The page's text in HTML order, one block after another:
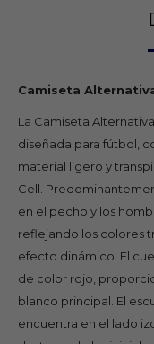
Camiseta
La Camiseta
diseñada para fútbol,
material ligero y
Cell.
en el pecho y los
reflejando los colores
efecto dinámico. El
de color rojo,
blanco principal. El
encuentra en el lado